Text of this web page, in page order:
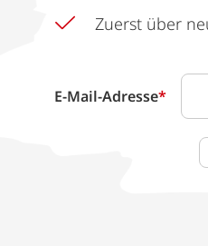
Zuerst über
E-Mail-Adresse*